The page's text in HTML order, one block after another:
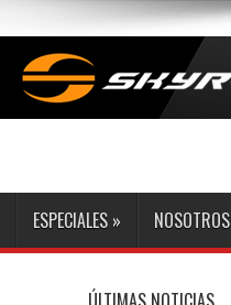
ESPECIALES » NOSOTROS